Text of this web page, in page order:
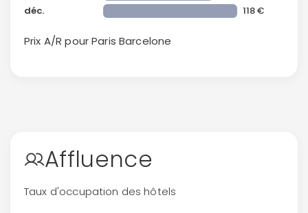
déc.
118 €
Prix A/R pour Paris Barcelone
Affluence
Taux d'occupation des hôtels
ou connectez-vous par mail